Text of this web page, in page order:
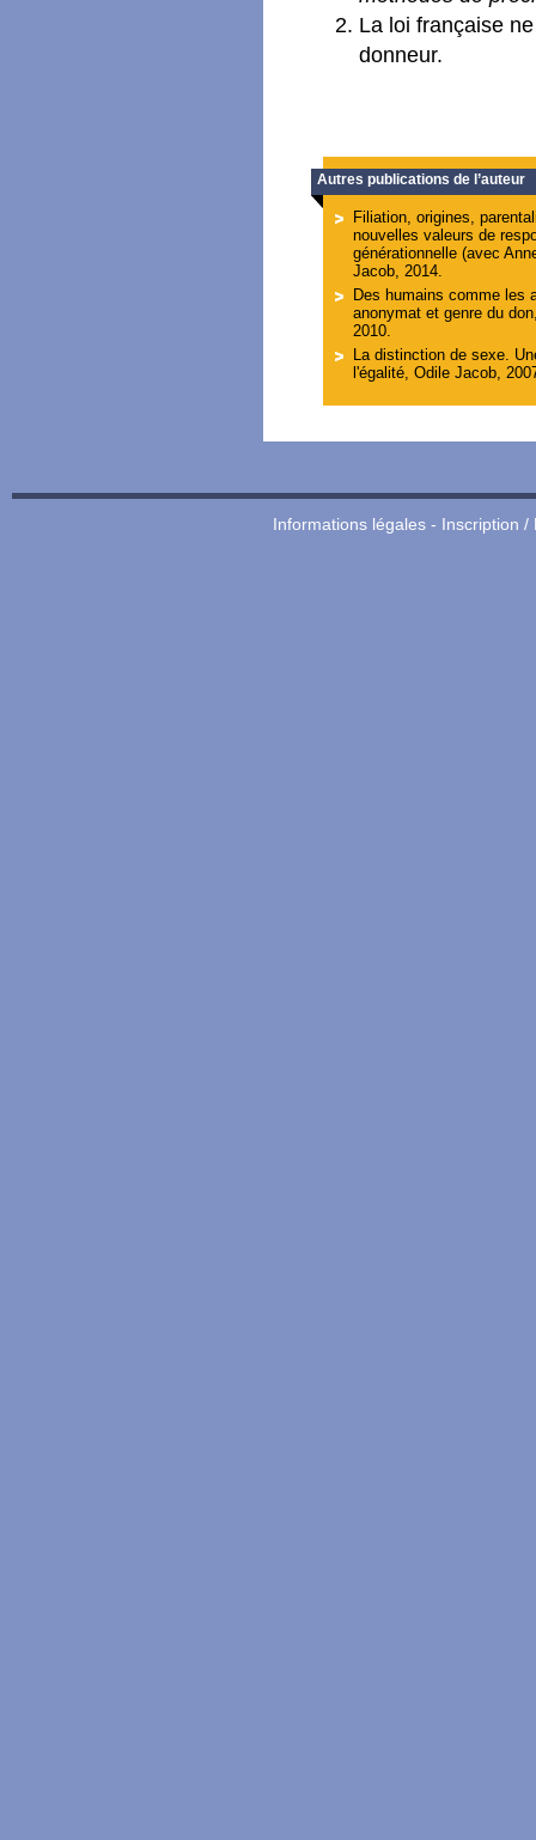
La loi française
donneur.
Autres publications de l’auteur
Filiation, origines,
nouvelles valeurs de
générationnelle (avec
Jacob, 2014.
Des humains comme les
anonymat et genre du
2010.
La distinction de sexe.
l'égalité, Odile Jacob,
Informations légales- Inscription /